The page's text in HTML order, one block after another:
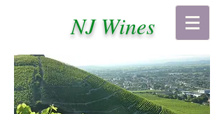
NJ Wines